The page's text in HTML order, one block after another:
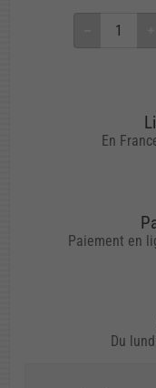
En
Paiement en
Du